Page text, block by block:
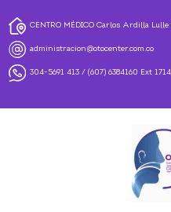
CENTRO MÉDICO Carlos Ardilla
administracion@otocenter.com.co
304-5691 413/ (607) 6384160 Ext